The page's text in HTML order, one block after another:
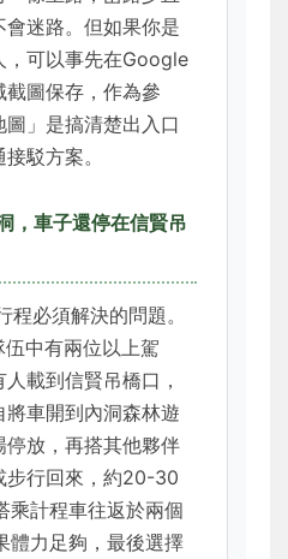
迷路。但如果你是
，可以事先在Google
圖保存，作為參
」是搞清楚出入口
駁方案。
，車子還停在信賢吊
程必須解決的問題。
中有兩位以上駕
載到信賢吊橋口，
車開到內洞森林遊
放，再搭其他夥伴
步行回來，約20-30
乘計程車往返於兩個
體力足夠，最後選擇